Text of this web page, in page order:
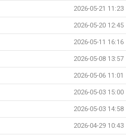
2026-05-21 11:23
2026-05-20 12:45
2026-05-11 16:16
2026-05-08 13:57
2026-05-06 11:01
2026-05-03 15:00
2026-05-03 14:58
2026-04-29 10:43